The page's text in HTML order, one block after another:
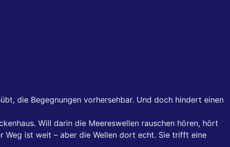
die Begegnungen vorhersehbar. Und doch hindert einen
Will darin die Meereswellen rauschen hören, hört
ist weit – aber die Wellen dort echt. Sie trifft eine